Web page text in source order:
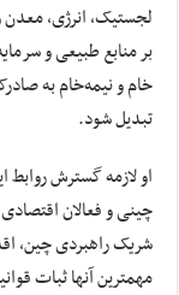
لجستیک، انرژی، معدن
بر منابع طبیعی و
خام و نیمه‌خام به
تبدیل شود.
او لازمه گسترش روابط
چینی و فعالان
شریک راهبردی چین،
مهمترین آنها ثبات